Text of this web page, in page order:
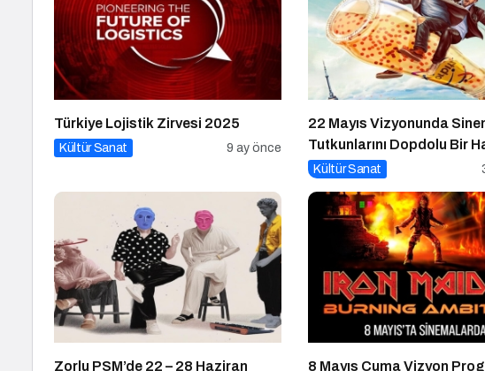
Türkiye Lojistik Zirvesi 2025
Kültür Sanat 9 ay önce
22 Mayıs Vizyonunda
Tutkunlarını Dopdolu Bir
Bekliyor
Kültür Sanat
Zorlu PSM’de 22 – 28 Haziran
8 Mayıs Cuma Vizyon